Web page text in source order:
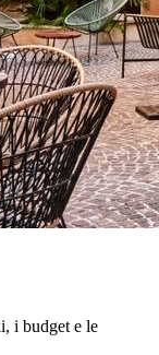
i budget e le